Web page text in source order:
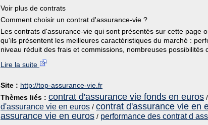
Voir plus de contrats
Comment choisir un contrat d'assurance-vie ?
Les contrats d'assurance-vie qui sont présentés sur cette page
qu'ils présentent les meilleures caractéristiques du marché :
niveau réduit des frais et commissions, nombreuses possibilités
Lire la suite
Site : http://top-assurance-vie.fr
Thèmes liés : contrat d'assurance vie fonds en euros /
d'assurance vie en euros / contrat d'assurance vie en
assurance vie en euros / performance des contrat d